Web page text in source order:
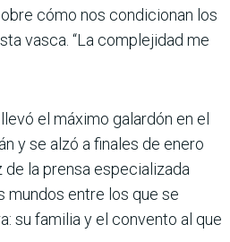
cómo nos condicionan los
vasca. “La complejidad me
el máximo galardón en el
y se alzó a finales de enero
la prensa especializada
mundos entre los que se
su familia y el convento al que